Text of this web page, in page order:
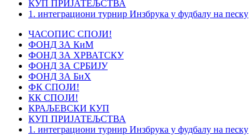
КУП ПРИЈАТЕЉСТВА
1. интеграциони турнир Инзбрука у фудбалу на песку
ЧАСОПИС СПОЈИ!
ФОНД ЗА КиМ
ФОНД ЗА ХРВАТСКУ
ФОНД ЗА СРБИЈУ
ФОНД ЗА БиХ
ФК СПОЈИ!
КК СПОЈИ!
КРАЉЕВСКИ КУП
КУП ПРИЈАТЕЉСТВА
1. интеграциони турнир Инзбрука у фудбалу на песку